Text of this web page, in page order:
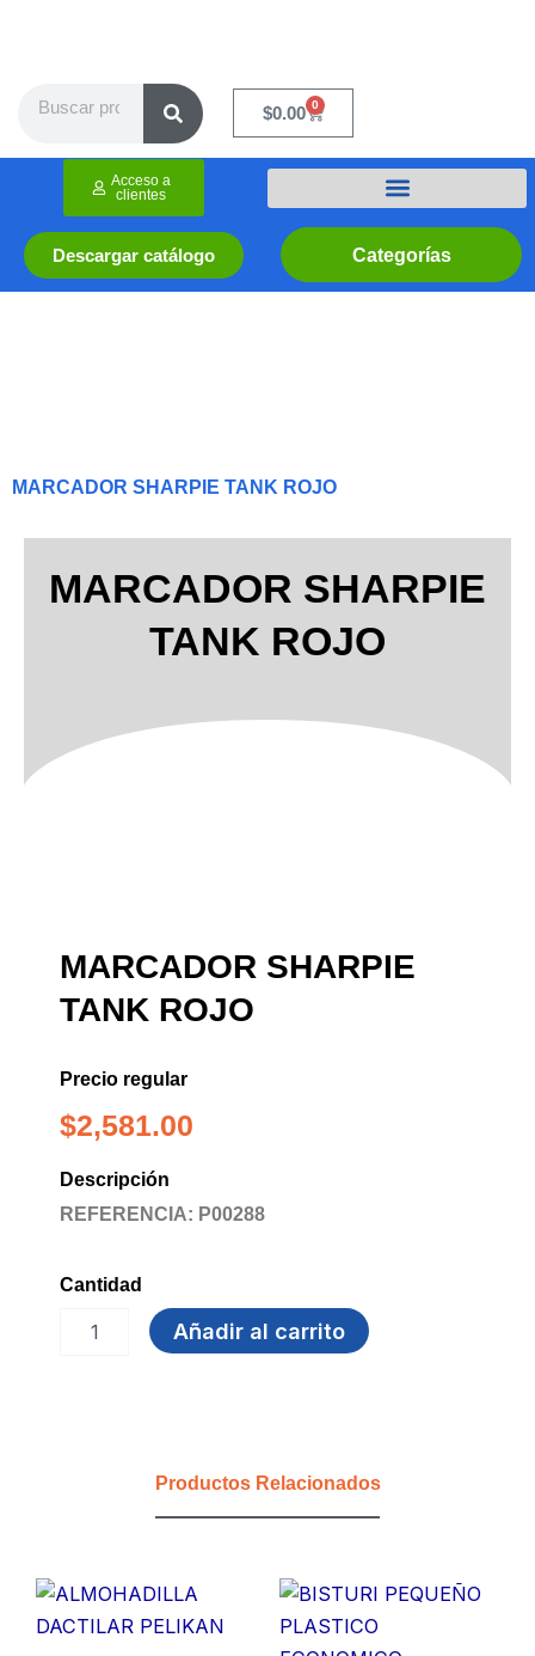
$0.00 0
Cart
Categorías
Descargar catálogo
Acceso a
clientes
MARCADOR SHARPIE TANK ROJO
MARCADOR SHARPIE
TANK ROJO
MARCADOR SHARPIE
TANK ROJO
Precio regular
$2,581.00
Descripción
REFERENCIA: P00288
Cantidad
MARCADOR
SHARPIE
Añadir al carrito
Productos Relacionados